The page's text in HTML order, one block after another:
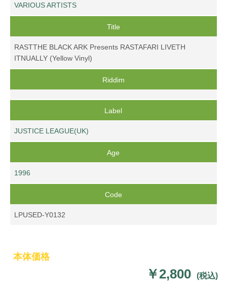
VARIOUS ARTISTS
Title
RASTTHE BLACK ARK Presents RASTAFARI LIVETH
ITNUALLY (Yellow Vinyl)
Riddim
Label
JUSTICE LEAGUE(UK)
Age
1996
Code
LPUSED-Y0132
本体価格
￥2,800 (税込)